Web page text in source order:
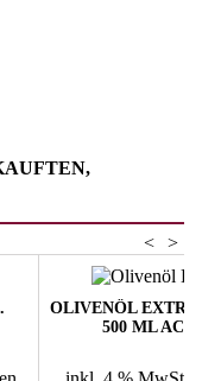
>
<
OLIVENÖL
500 ML